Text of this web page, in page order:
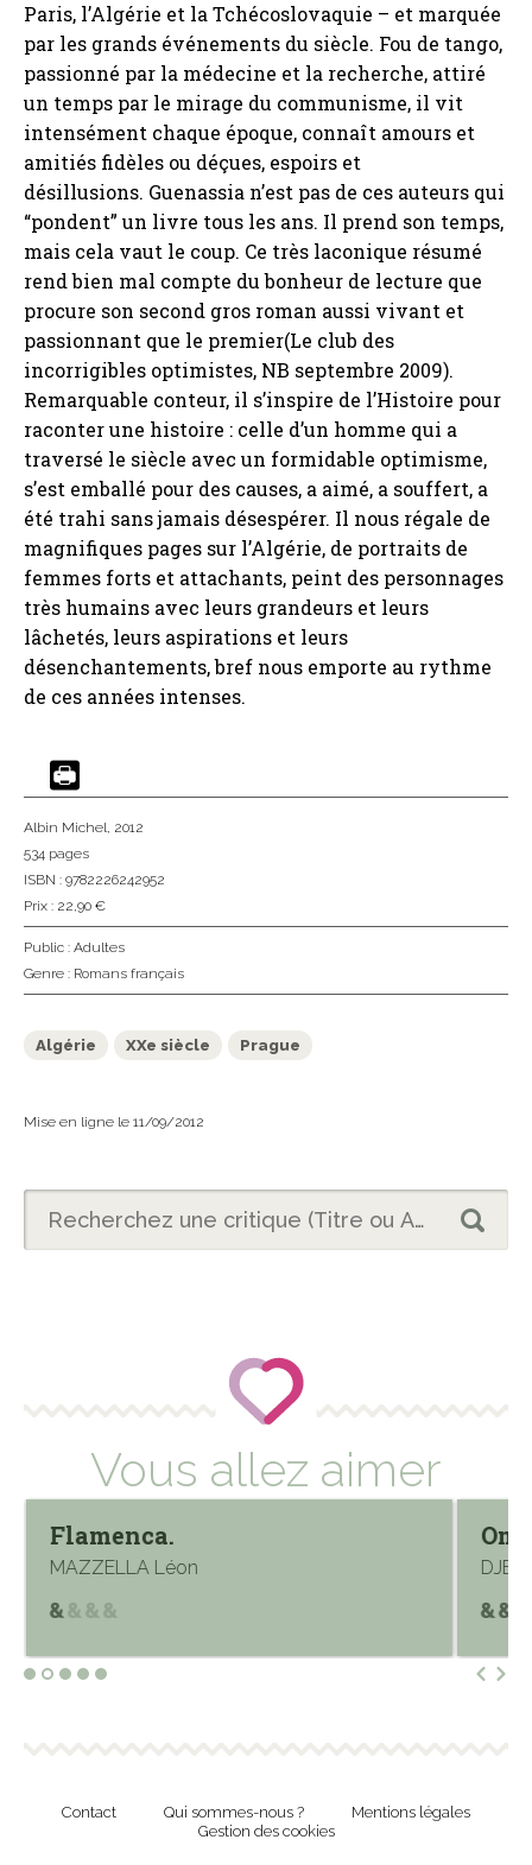
Paris, l’Algérie et la Tchécoslovaquie – et marquée
par les grands événements du siècle. Fou de tango,
passionné par la médecine et la recherche, attiré
un temps par le mirage du communisme, il vit
intensément chaque époque, connaît amours et
amitiés fidèles ou déçues, espoirs et
désillusions. Guenassia n’est pas de ces auteurs qui
“pondent” un livre tous les ans. Il prend son temps,
mais cela vaut le coup. Ce très laconique résumé
rend bien mal compte du bonheur de lecture que
procure son second gros roman aussi vivant et
passionnant que le premier(Le club des
incorrigibles optimistes, NB septembre 2009).
Remarquable conteur, il s’inspire de l’Histoire pour
raconter une histoire : celle d’un homme qui a
traversé le siècle avec un formidable optimisme,
s’est emballé pour des causes, a aimé, a souffert, a
été trahi sans jamais désespérer. Il nous régale de
magnifiques pages sur l’Algérie, de portraits de
femmes forts et attachants, peint des personnages
très humains avec leurs grandeurs et leurs
lâchetés, leurs aspirations et leurs
désenchantements, bref nous emporte au rythme
de ces années intenses.
Albin Michel, 2012
534 pages
ISBN : 9782226242952
Prix : 22,90 €
Public : Adultes
Genre : Romans français
Algérie XXe siècle Prague
Mise en ligne le 11/09/2012
Vous allez aimer
Flamenca.
MAZZELLA Léon
Contact Qui sommes-nous ?
Mentions légales
Gestion des cookies